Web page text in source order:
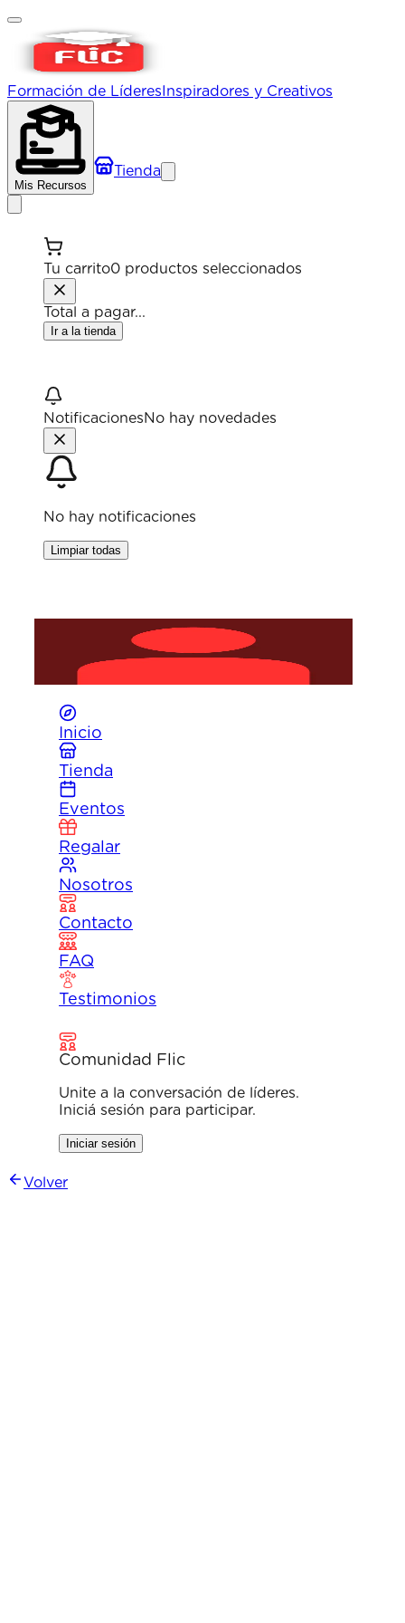
Formación de Líderes Inspiradores y Creativos
Mis Recursos
Tienda
Tu carrito0 productos seleccionados
Total a pagar...
Ir a la tienda
NotificacionesNo hay novedades
No hay notificaciones
Limpiar todas
Haz clic para entrar
Inicia sesión para acceder a tuperfil
recursos
Inicio
Tienda
Eventos
Regalar
Nosotros
Contacto
FAQ
Testimonios
Comunidad Flic
Unite a la conversación de líderes.
Iniciá sesión para participar.
Iniciar sesión
Volver